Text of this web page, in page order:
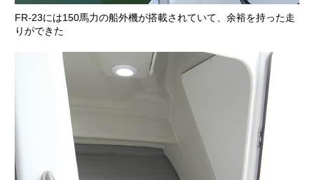
FR-23には150馬力の船外機が搭載されていて、余裕を持った走
りができた